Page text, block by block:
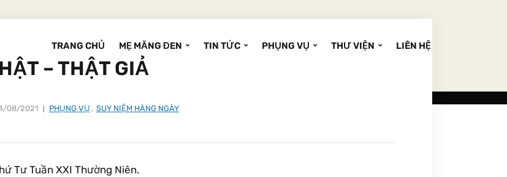
TRANG CHỦ MẸ MĂNG ĐEN TIN TỨC PHỤNG VỤ THƯ VIỆN LIÊN HỆ
– THẬT GIẢ
08/2021 PHỤNG VỤ , SUY NIỆM HÀNG NGÀY
Tư Tuần XXI Thường Niên.